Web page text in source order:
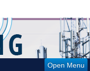
Open Menu